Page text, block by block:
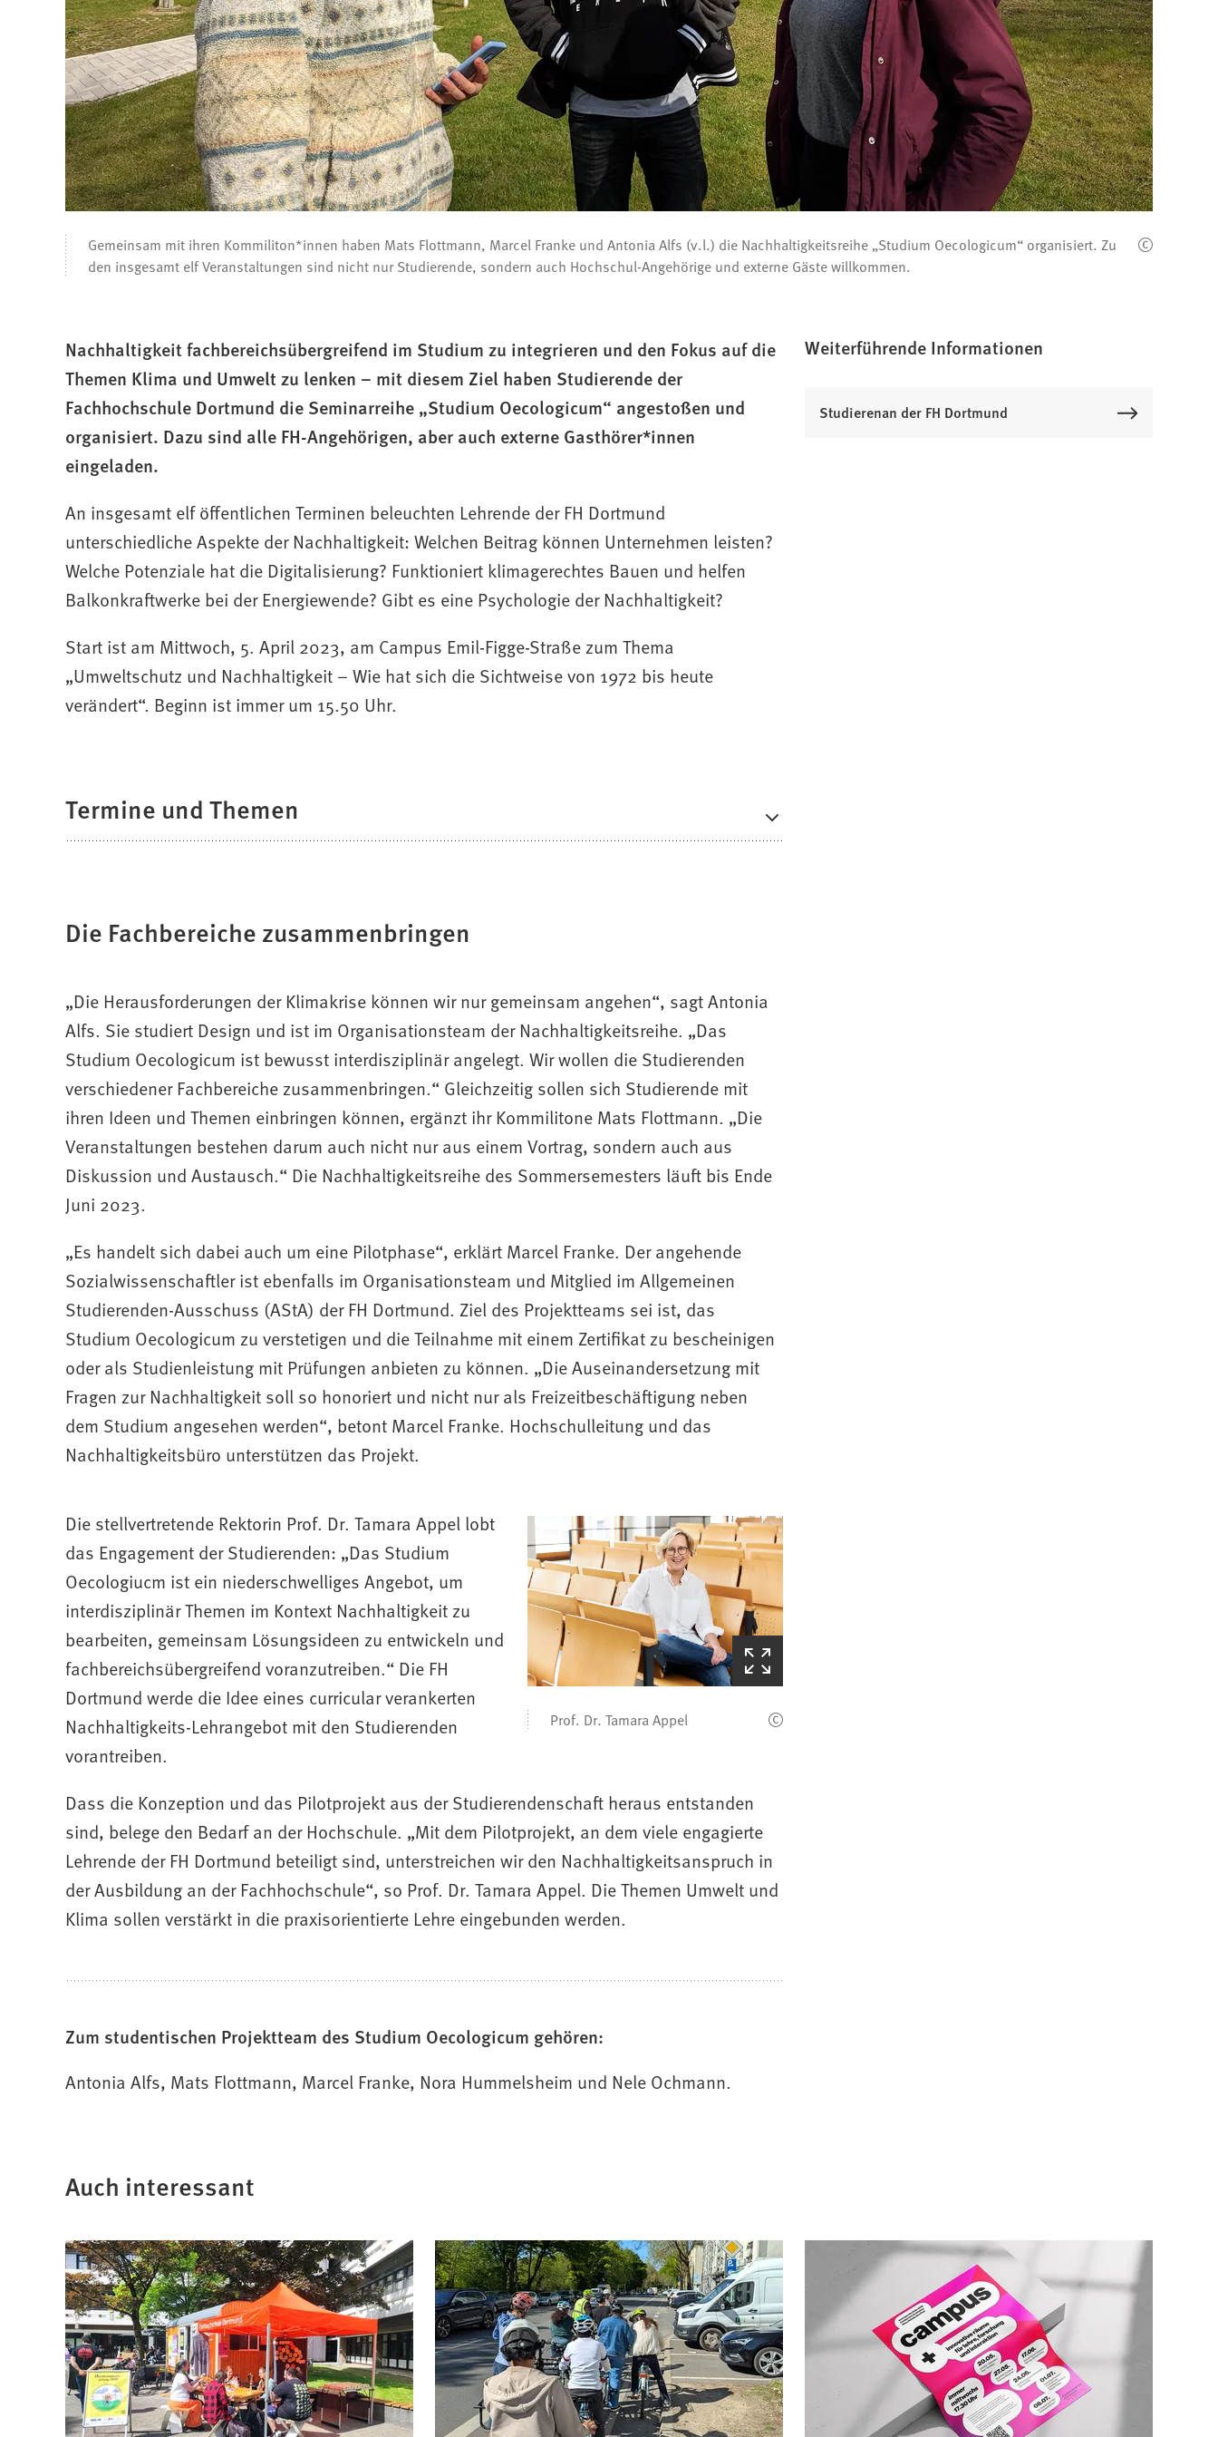
Gemeinsam mit ihren Kommiliton*innen haben Mats Flottmann, Marcel Franke und Antonia Alfs (v.l.) die Nachhaltigkeitsreihe „Studium Oecologicum“ organisiert. Zu
den insgesamt elf Veranstaltungen sind nicht nur Studierende, sondern auch Hochschul-Angehörige und externe Gäste willkommen.
Nachhaltigkeit fachbereichsübergreifend im Studium zu integrieren und den Fokus auf die
Themen Klima und Umwelt zu lenken – mit diesem Ziel haben Studierende der
Fachhochschule Dortmund die Seminarreihe „Studium Oecologicum“ angestoßen und
organisiert. Dazu sind alle FH-Angehörigen, aber auch externe Gasthörer*innen
eingeladen.
An insgesamt elf öffentlichen Terminen beleuchten Lehrende der FH Dortmund
unterschiedliche Aspekte der Nachhaltigkeit: Welchen Beitrag können Unternehmen leisten?
Welche Potenziale hat die Digitalisierung? Funktioniert klimagerechtes Bauen und helfen
Balkonkraftwerke bei der Energiewende? Gibt es eine Psychologie der Nachhaltigkeit?
Start ist am Mittwoch, 5. April 2023, am Campus Emil-Figge-Straße zum Thema
„Umweltschutz und Nachhaltigkeit – Wie hat sich die Sichtweise von 1972 bis heute
verändert“. Beginn ist immer um 15.50 Uhr.
Termine und Themen
Die Fachbereiche zusammenbringen
„Die Herausforderungen der Klimakrise können wir nur gemeinsam angehen“, sagt Antonia
Alfs. Sie studiert Design und ist im Organisationsteam der Nachhaltigkeitsreihe. „Das
Studium Oecologicum ist bewusst interdisziplinär angelegt. Wir wollen die Studierenden
verschiedener Fachbereiche zusammenbringen.“ Gleichzeitig sollen sich Studierende mit
ihren Ideen und Themen einbringen können, ergänzt ihr Kommilitone Mats Flottmann. „Die
Veranstaltungen bestehen darum auch nicht nur aus einem Vortrag, sondern auch aus
Diskussion und Austausch.“ Die Nachhaltigkeitsreihe des Sommersemesters läuft bis Ende
Juni 2023.
„Es handelt sich dabei auch um eine Pilotphase“, erklärt Marcel Franke. Der angehende
Sozialwissenschaftler ist ebenfalls im Organisationsteam und Mitglied im Allgemeinen
Studierenden-Ausschuss (AStA) der FH Dortmund. Ziel des Projektteams sei ist, das
Studium Oecologicum zu verstetigen und die Teilnahme mit einem Zertifikat zu bescheinigen
oder als Studienleistung mit Prüfungen anbieten zu können. „Die Auseinandersetzung mit
Fragen zur Nachhaltigkeit soll so honoriert und nicht nur als Freizeitbeschäftigung neben
dem Studium angesehen werden“, betont Marcel Franke. Hochschulleitung und das
Nachhaltigkeitsbüro unterstützen das Projekt.
(Startet
den
Prof. Dr. Tamara Appel
Die stellvertretende Rektorin Prof. Dr. Tamara Appel lobt
das Engagement der Studierenden: „Das Studium
Oecologiucm ist ein niederschwelliges Angebot, um
interdisziplinär Themen im Kontext Nachhaltigkeit zu
bearbeiten, gemeinsam Lösungsideen zu entwickeln und
fachbereichsübergreifend voranzutreiben.“ Die FH
Dortmund werde die Idee eines curricular verankerten
Nachhaltigkeits-Lehrangebot mit den Studierenden
vorantreiben.
Dass die Konzeption und das Pilotprojekt aus der Studierendenschaft heraus entstanden
sind, belege den Bedarf an der Hochschule. „Mit dem Pilotprojekt, an dem viele engagierte
Lehrende der FH Dortmund beteiligt sind, unterstreichen wir den Nachhaltigkeitsanspruch in
der Ausbildung an der Fachhochschule“, so Prof. Dr. Tamara Appel. Die Themen Umwelt und
Klima sollen verstärkt in die praxisorientierte Lehre eingebunden werden.
Zum studentischen Projektteam des Studium Oecologicum gehören:
Antonia Alfs, Mats Flottmann, Marcel Franke, Nora Hummelsheim und Nele Ochmann.
Weiterführende Informationen
Studierenan der FH Dortmund
Auch interessant